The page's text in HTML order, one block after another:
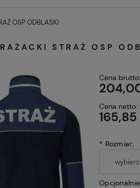
przeciw Białaczce
OSP ODBLASKI
STRAŻ OSP
Cena brutto:
Cena netto:
165,85
* Rozmiar: